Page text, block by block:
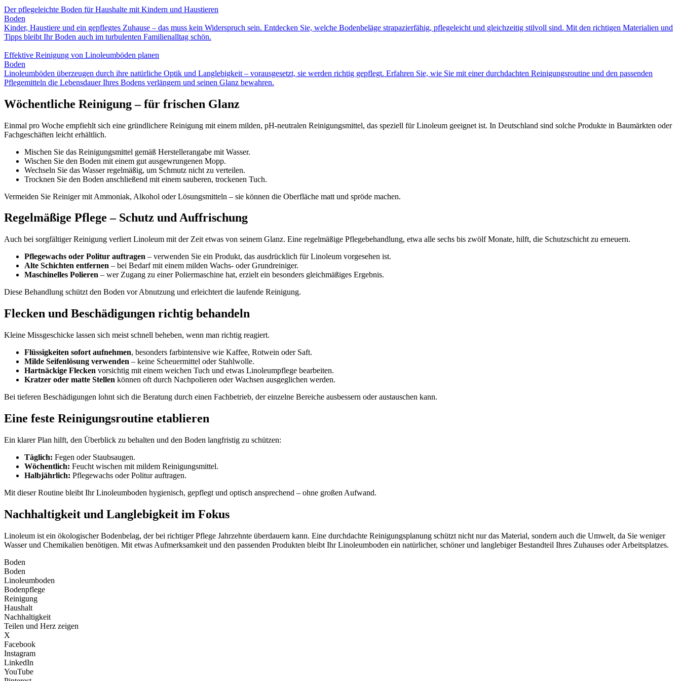
Der pflegeleichte Boden für Haushalte mit Kindern und Haustieren
Boden
Kinder, Haustiere und ein gepflegtes Zuhause – das muss kein Widerspruch sein. Entdecken Sie, welche Bodenbeläge strapazierfähig, pflegeleicht und gleichzeitig stilvoll sind. Mit den richtigen Materialien und
Tipps bleibt Ihr Boden auch im turbulenten Familienalltag schön.
Effektive Reinigung von Linoleumböden planen
Boden
Linoleumböden überzeugen durch ihre natürliche Optik und Langlebigkeit – vorausgesetzt, sie werden richtig gepflegt. Erfahren Sie, wie Sie mit einer durchdachten Reinigungsroutine und den passenden
Pflegemitteln die Lebensdauer Ihres Bodens verlängern und seinen Glanz bewahren.
Wöchentliche Reinigung – für frischen Glanz
Einmal pro Woche empfiehlt sich eine gründlichere Reinigung mit einem milden, pH-neutralen Reinigungsmittel, das speziell für Linoleum geeignet ist. In Deutschland sind solche Produkte in Baumärkten oder
Fachgeschäften leicht erhältlich.
Mischen Sie das Reinigungsmittel gemäß Herstellerangabe mit Wasser.
Wischen Sie den Boden mit einem gut ausgewrungenen Mopp.
Wechseln Sie das Wasser regelmäßig, um Schmutz nicht zu verteilen.
Trocknen Sie den Boden anschließend mit einem sauberen, trockenen Tuch.
Vermeiden Sie Reiniger mit Ammoniak, Alkohol oder Lösungsmitteln – sie können die Oberfläche matt und spröde machen.
Regelmäßige Pflege – Schutz und Auffrischung
Auch bei sorgfältiger Reinigung verliert Linoleum mit der Zeit etwas von seinem Glanz. Eine regelmäßige Pflegebehandlung, etwa alle sechs bis zwölf Monate, hilft, die Schutzschicht zu erneuern.
Pflegewachs oder Politur auftragen – verwenden Sie ein Produkt, das ausdrücklich für Linoleum vorgesehen ist.
Alte Schichten entfernen – bei Bedarf mit einem milden Wachs- oder Grundreiniger.
Maschinelles Polieren – wer Zugang zu einer Poliermaschine hat, erzielt ein besonders gleichmäßiges Ergebnis.
Diese Behandlung schützt den Boden vor Abnutzung und erleichtert die laufende Reinigung.
Flecken und Beschädigungen richtig behandeln
Kleine Missgeschicke lassen sich meist schnell beheben, wenn man richtig reagiert.
Flüssigkeiten sofort aufnehmen, besonders farbintensive wie Kaffee, Rotwein oder Saft.
Milde Seifenlösung verwenden – keine Scheuermittel oder Stahlwolle.
Hartnäckige Flecken vorsichtig mit einem weichen Tuch und etwas Linoleumpflege bearbeiten.
Kratzer oder matte Stellen können oft durch Nachpolieren oder Wachsen ausgeglichen werden.
Bei tieferen Beschädigungen lohnt sich die Beratung durch einen Fachbetrieb, der einzelne Bereiche ausbessern oder austauschen kann.
Eine feste Reinigungsroutine etablieren
Ein klarer Plan hilft, den Überblick zu behalten und den Boden langfristig zu schützen:
Täglich: Fegen oder Staubsaugen.
Wöchentlich: Feucht wischen mit mildem Reinigungsmittel.
Halbjährlich: Pflegewachs oder Politur auftragen.
Mit dieser Routine bleibt Ihr Linoleumboden hygienisch, gepflegt und optisch ansprechend – ohne großen Aufwand.
Nachhaltigkeit und Langlebigkeit im Fokus
Linoleum ist ein ökologischer Bodenbelag, der bei richtiger Pflege Jahrzehnte überdauern kann. Eine durchdachte Reinigungsplanung schützt nicht nur das Material, sondern auch die Umwelt, da Sie weniger
Wasser und Chemikalien benötigen. Mit etwas Aufmerksamkeit und den passenden Produkten bleibt Ihr Linoleumboden ein natürlicher, schöner und langlebiger Bestandteil Ihres Zuhauses oder Arbeitsplatzes.
Boden
Boden
Linoleumboden
Bodenpflege
Reinigung
Haushalt
Nachhaltigkeit
Teilen und Herz zeigen
X
Facebook
Instagram
LinkedIn
YouTube